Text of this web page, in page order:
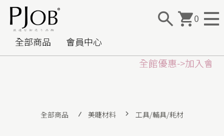
0
全部商品 會員中心
全館優惠->加入會員
全部商品 美睫材料 工具/輔具/耗材